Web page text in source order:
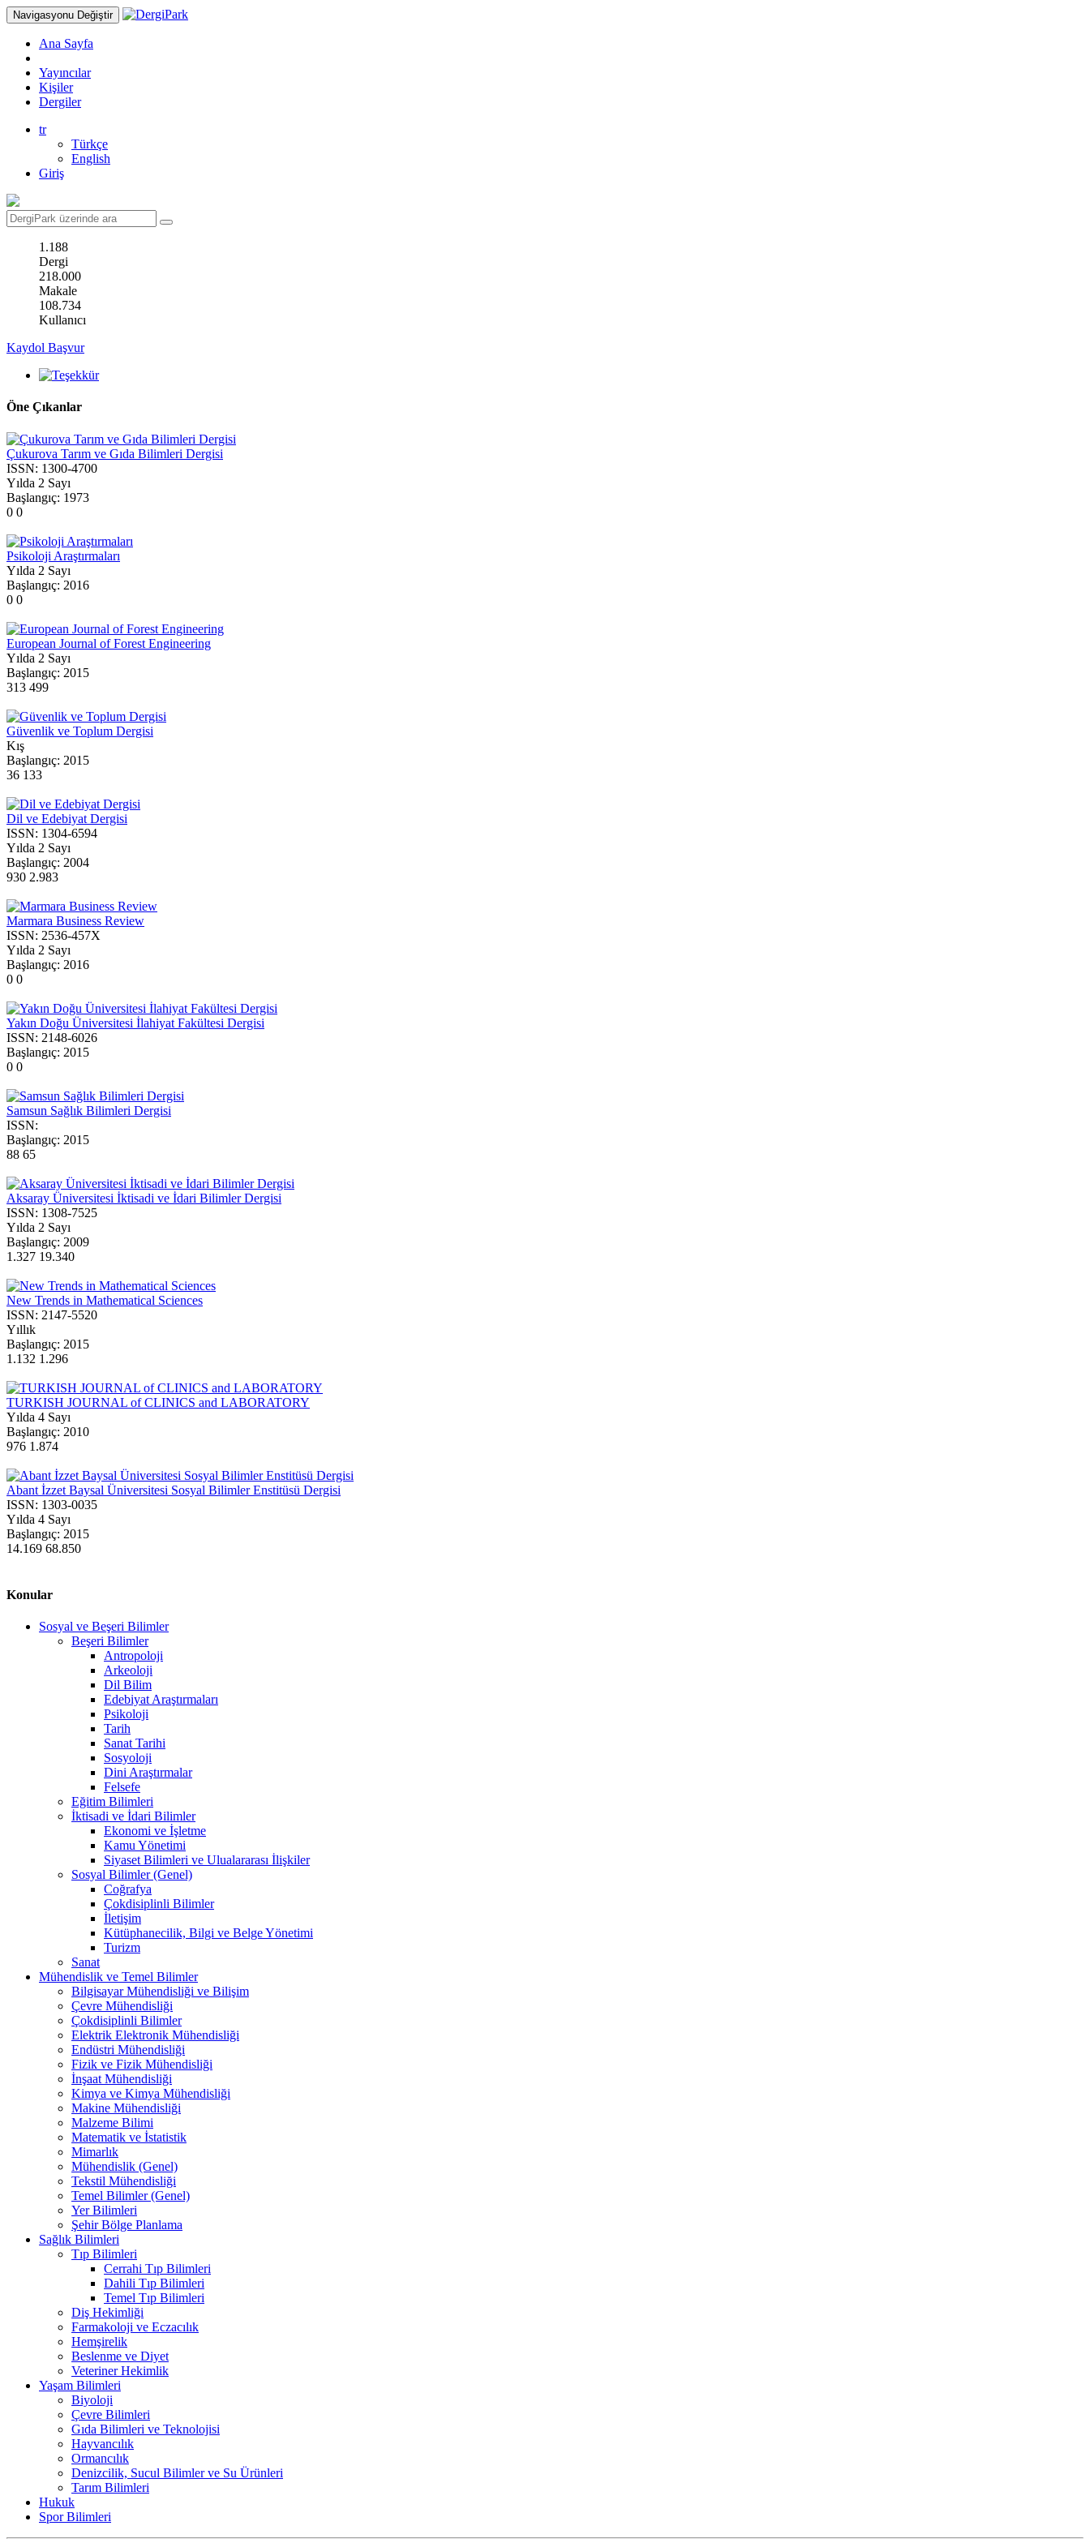
Navigasyonu Değiştir
Ana Sayfa
Yayıncılar
Kişiler
Dergiler
tr
Türkçe
English
Giriş
1.188
Dergi
218.000
Makale
108.734
Kullanıcı
Kaydol Başvur
Öne Çıkanlar
Çukurova Tarım ve Gıda Bilimleri Dergisi
ISSN: 1300-4700
Yılda 2 Sayı
Başlangıç: 1973
0 0
Psikoloji Araştırmaları
Yılda 2 Sayı
Başlangıç: 2016
0 0
European Journal of Forest Engineering
Yılda 2 Sayı
Başlangıç: 2015
313 499
Güvenlik ve Toplum Dergisi
Kış
Başlangıç: 2015
36 133
Dil ve Edebiyat Dergisi
ISSN: 1304-6594
Yılda 2 Sayı
Başlangıç: 2004
930 2.983
Marmara Business Review
ISSN: 2536-457X
Yılda 2 Sayı
Başlangıç: 2016
0 0
Yakın Doğu Üniversitesi İlahiyat Fakültesi Dergisi
ISSN: 2148-6026
Başlangıç: 2015
0 0
Samsun Sağlık Bilimleri Dergisi
ISSN:
Başlangıç: 2015
88 65
Aksaray Üniversitesi İktisadi ve İdari Bilimler Dergisi
ISSN: 1308-7525
Yılda 2 Sayı
Başlangıç: 2009
1.327 19.340
New Trends in Mathematical Sciences
ISSN: 2147-5520
Yıllık
Başlangıç: 2015
1.132 1.296
TURKISH JOURNAL of CLINICS and LABORATORY
Yılda 4 Sayı
Başlangıç: 2010
976 1.874
Abant İzzet Baysal Üniversitesi Sosyal Bilimler Enstitüsü Dergisi
ISSN: 1303-0035
Yılda 4 Sayı
Başlangıç: 2015
14.169 68.850
Konular
Sosyal ve Beşeri Bilimler
Beşeri Bilimler
Antropoloji
Arkeoloji
Dil Bilim
Edebiyat Araştırmaları
Psikoloji
Tarih
Sanat Tarihi
Sosyoloji
Dini Araştırmalar
Felsefe
Eğitim Bilimleri
İktisadi ve İdari Bilimler
Ekonomi ve İşletme
Kamu Yönetimi
Siyaset Bilimleri ve Ulualararası İlişkiler
Sosyal Bilimler (Genel)
Coğrafya
Çokdisiplinli Bilimler
İletişim
Kütüphanecilik, Bilgi ve Belge Yönetimi
Turizm
Sanat
Mühendislik ve Temel Bilimler
Bilgisayar Mühendisliği ve Bilişim
Çevre Mühendisliği
Çokdisiplinli Bilimler
Elektrik Elektronik Mühendisliği
Endüstri Mühendisliği
Fizik ve Fizik Mühendisliği
İnşaat Mühendisliği
Kimya ve Kimya Mühendisliği
Makine Mühendisliği
Malzeme Bilimi
Matematik ve İstatistik
Mimarlık
Mühendislik (Genel)
Tekstil Mühendisliği
Temel Bilimler (Genel)
Yer Bilimleri
Şehir Bölge Planlama
Sağlık Bilimleri
Tıp Bilimleri
Cerrahi Tıp Bilimleri
Dahili Tıp Bilimleri
Temel Tıp Bilimleri
Diş Hekimliği
Farmakoloji ve Eczacılık
Hemşirelik
Beslenme ve Diyet
Veteriner Hekimlik
Yaşam Bilimleri
Biyoloji
Çevre Bilimleri
Gıda Bilimleri ve Teknolojisi
Hayvancılık
Ormancılık
Denizcilik, Sucul Bilimler ve Su Ürünleri
Tarım Bilimleri
Hukuk
Spor Bilimleri